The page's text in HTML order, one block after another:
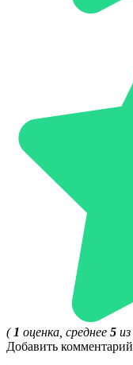
( 1 оценка, среднее 5 из
Добавить комментарий